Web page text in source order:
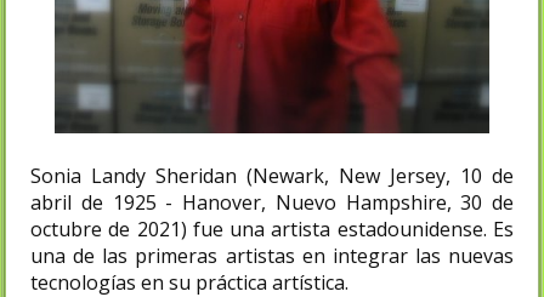
Sonia Landy Sheridan (Newark, New Jersey, 10 de
abril de 1925 - Hanover, Nuevo Hampshire, 30 de
octubre de 2021​) fue una artista estadounidense. Es
una de las primeras artistas en integrar las nuevas
tecnologías en su práctica artística.